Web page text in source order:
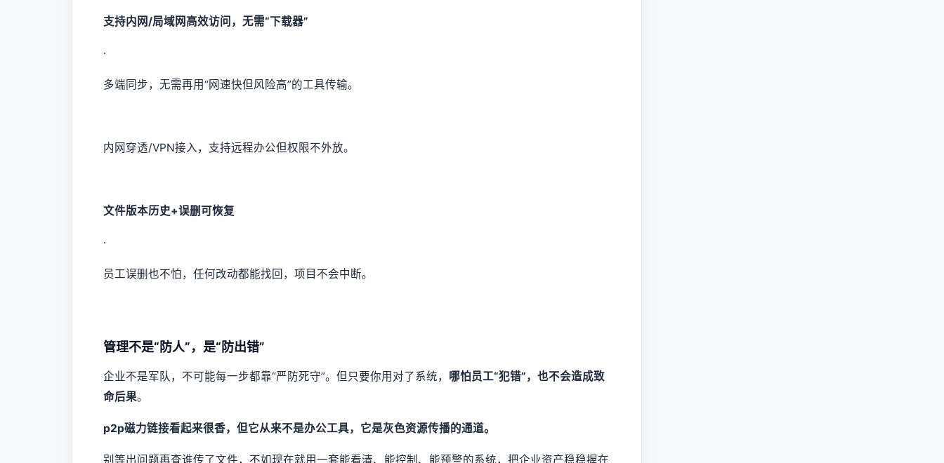
支持内网/局域网高效访问，无需“下载器”
·
多端同步，无需再用“网速快但风险高”的工具传输。
内网穿透/VPN接入，支持远程办公但权限不外放。
文件版本历史+误删可恢复
·
员工误删也不怕，任何改动都能找回，项目不会中断。
管理不是“防人”，是“防出错”
企业不是军队，不可能每一步都靠“严防死守”。但只要你用对了系统， 哪怕员工“犯错”，也不会造成致
命后果。
p2p磁力链接看起来很香，但它从来不是办公工具，它是灰色资源传播的通道。
别等出问题再查谁传了文件，不如现在就用一套能看清、能控制、能预警的系统，把企业资产稳稳握在